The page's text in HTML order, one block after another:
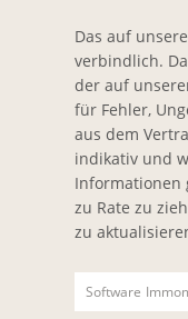
Das auf
verbindlich.
der auf
für Fehler,
aus dem
indikativ und
Informationen
zu Rate zu
zu
Software